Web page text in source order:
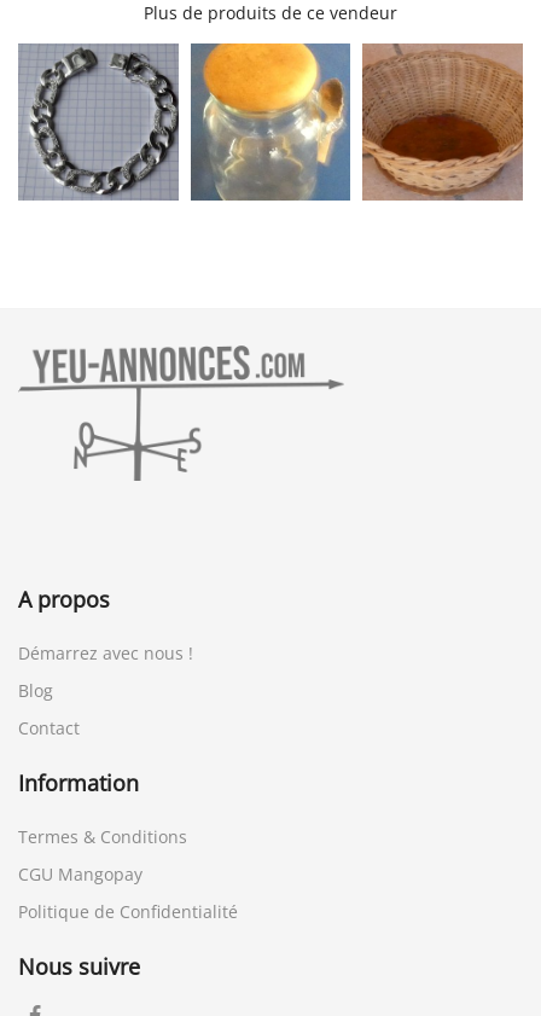
Plus de produits de ce vendeur
A propos
Démarrez avec nous !
Blog
Contact
Information
Termes & Conditions
CGU Mangopay
Politique de Confidentialité
Nous suivre